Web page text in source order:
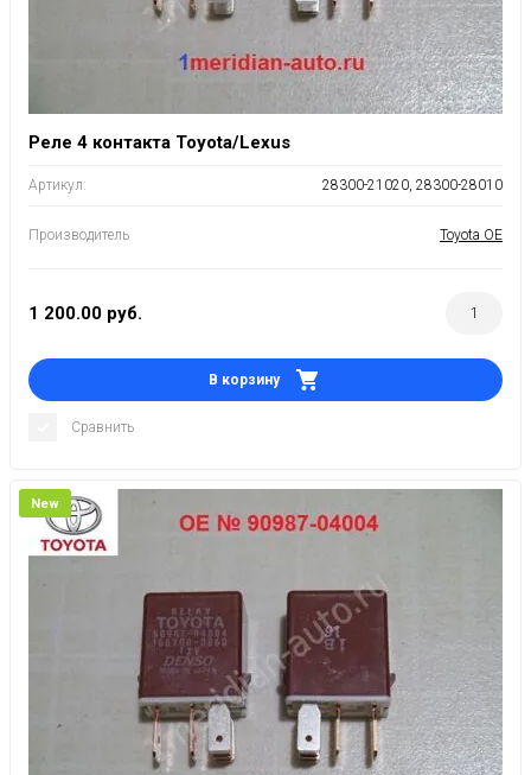
Реле 4 контакта Toyota/Lexus
Артикул: 28300-21020, 28300-28010
Производитель Toyota OE
1 200.00 руб.
В корзину
Сравнить
New